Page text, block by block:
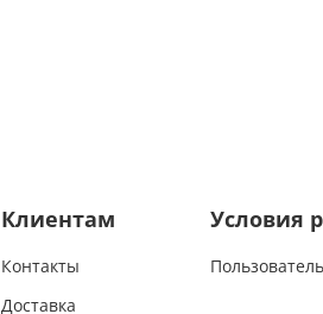
Клиентам
Контакты
Доставка
Условия